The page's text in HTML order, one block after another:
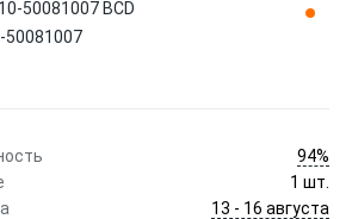
50081007 BCD
50081007
94%
1 шт.
13 - 16 августа